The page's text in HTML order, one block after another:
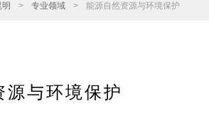
明 > 专业领域 > 能源自然资源与环境保护
源与环境保护